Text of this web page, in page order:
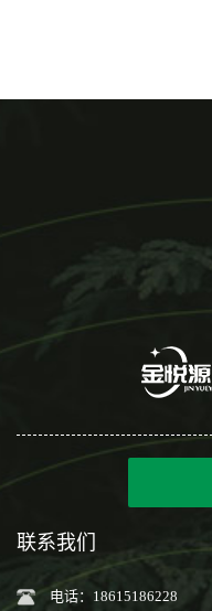
联系我们
电话：18615186228